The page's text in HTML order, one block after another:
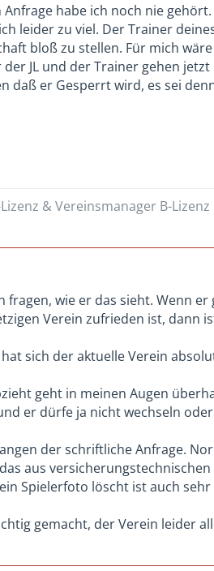
habe ich noch nie
leider zu viel. Der Trainer
bloß zu stellen. Für mich
JL und der Trainer gehen
daß er Gesperrt wird, es sei
& Vereinsmanager B-Lizenz
fragen, wie er das sieht. Wenn
Verein zufrieden ist, dann
sich der aktuelle Verein
geht in meinen Augen
er dürfe ja nicht wechseln
der schriftliche Anfrage.
aus
Spielerfoto löscht ist auch
gemacht, der Verein leider